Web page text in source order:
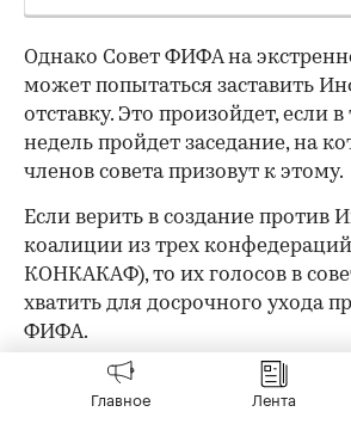
Однако Совет ФИФА на
может попытаться заставить
отставку. Это произойдет, если
недель пройдет заседание, на
членов совета призовут к этому.
Если верить в создание против
коалиции из трех
КОНКАКАФ), то их голосов в
хватить для досрочного ухода
ФИФА.
В совете у Европы девять
Азии — семь, Африки — шесть,
Главное Лента